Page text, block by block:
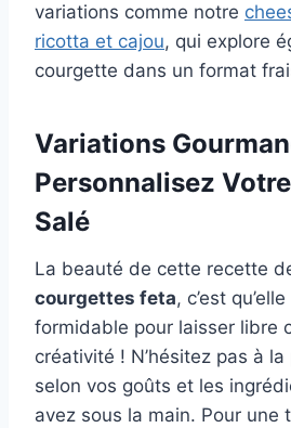
variations comme notre
ricotta et cajou, qui explore
courgette dans un format
Variations
Personnalisez
Salé
La beauté de cette recette
courgettes feta, c’est
formidable pour laisser libre
créativité ! N’hésitez pas à
selon vos goûts et les
avez sous la main. Pour une